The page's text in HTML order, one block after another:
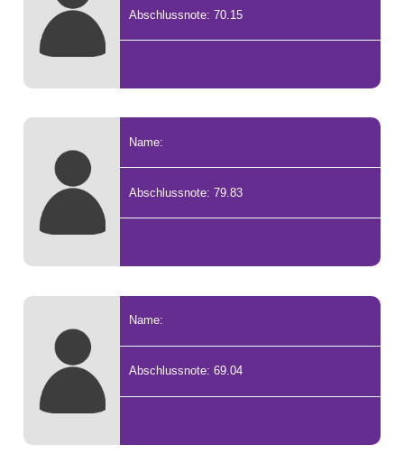
Abschlussnote: 70.15
Name:
Abschlussnote: 79.83
Name:
Abschlussnote: 69.04